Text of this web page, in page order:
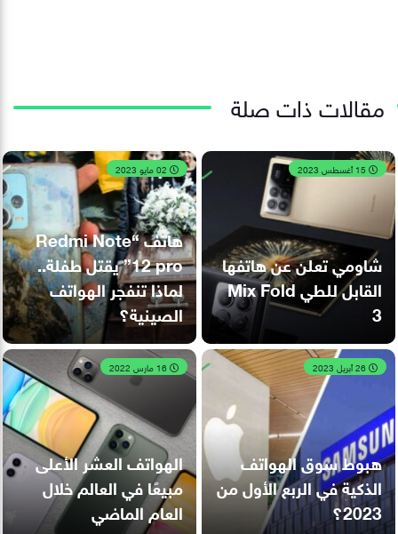
مقالات ذات صلة
شاومي تعلن عن هاتفها
القابل للطي Mix Fold
3
هاتف “Redmi Note
12 pro” يقتل طفلة..
لماذا تنفجر الهواتف
الصينية؟
هبوط سوق الهواتف
الذكية في الربع الأول من
2023؟
الهواتف العشر الأعلى
مبيعًا في العالم خلال
العام الماضي